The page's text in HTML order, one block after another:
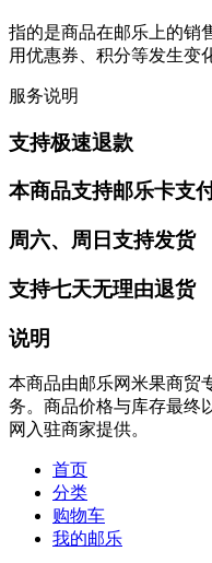
指的是商品在邮乐上的销
用优惠券、积分等发生变
服务说明
支持极速退款
本商品支持邮乐卡支
周六、周日支持发货
支持七天无理由退货
说明
本商品由邮乐网米果商贸
务。商品价格与库存最终
网入驻商家提供。
首页
分类
购物车
我的邮乐